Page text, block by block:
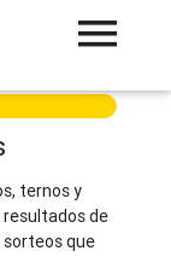
ternos y
de
sorteos que